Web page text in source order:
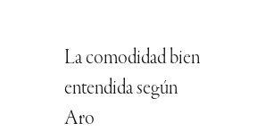
La comodidad bien
entendida según
Aro